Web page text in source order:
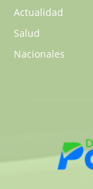
Actualidad
Salud
Nacionales